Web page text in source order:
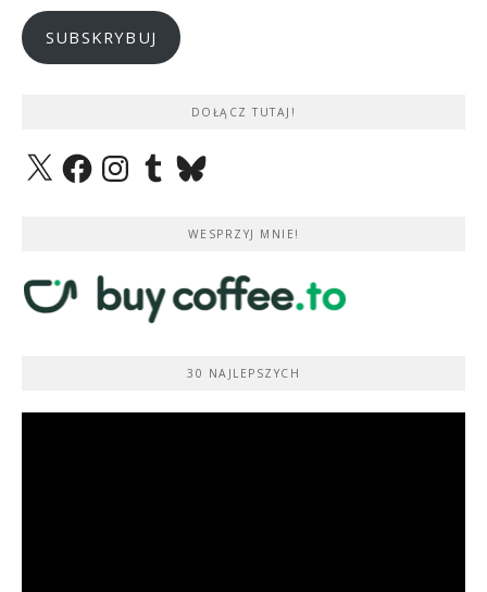
SUBSKRYBUJ
DOŁĄCZ TUTAJ!
X FacebookInstagramTumblrBluesky
WESPRZYJ MNIE!
30 NAJLEPSZYCH